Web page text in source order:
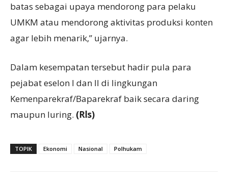
batas sebagai upaya mendorong para pelaku
UMKM atau mendorong aktivitas produksi konten
agar lebih menarik,” ujarnya.
Dalam kesempatan tersebut hadir pula para
pejabat eselon I dan II di lingkungan
Kemenparekraf/Baparekraf baik secara daring
maupun luring. (Rls)
TOPIK Ekonomi Nasional Polhukam